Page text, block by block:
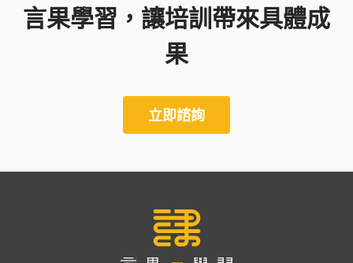
言果學習，讓培訓帶來具體成
果
立即諮詢